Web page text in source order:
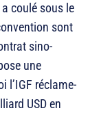
coulé sous le
sont
sino-
une
l’IGF réclame-
USD en